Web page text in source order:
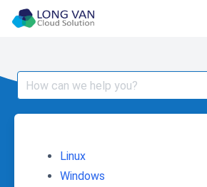
Skip
Search
for:
Linux
Windows